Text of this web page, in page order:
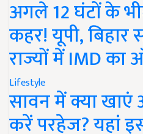
अगले 12 घंटों के
कहर! यूपी, बिहार
राज्यों में IMD का
Lifestyle
सावन में क्या
करें परहेज? यहां